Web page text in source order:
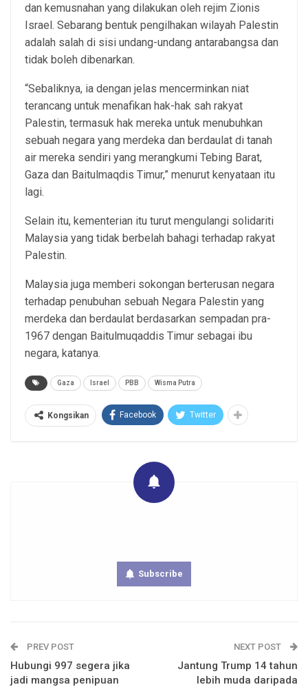
dan kemusnahan yang dilakukan oleh rejim Zionis
Israel. Sebarang bentuk pengilhakan wilayah Palestin
adalah salah di sisi undang-undang antarabangsa dan
tidak boleh dibenarkan.
“Sebaliknya, ia dengan jelas mencerminkan niat
terancang untuk menafikan hak-hak sah rakyat
Palestin, termasuk hak mereka untuk menubuhkan
sebuah negara yang merdeka dan berdaulat di tanah
air mereka sendiri yang merangkumi Tebing Barat,
Gaza dan Baitulmaqdis Timur,” menurut kenyataan itu
lagi.
Selain itu, kementerian itu turut mengulangi solidariti
Malaysia yang tidak berbelah bahagi terhadap rakyat
Palestin.
Malaysia juga memberi sokongan berterusan negara
terhadap penubuhan sebuah Negara Palestin yang
merdeka dan berdaulat berdasarkan sempadan pra-
1967 dengan Baitulmuqaddis Timur sebagai ibu
negara, katanya.
Gaza Israel PBB Wisma Putra
Kongsikan Facebook Twitter
Subscribe
PREV POST
Hubungi 997 segera jika
jadi mangsa penipuan
NEXT POST
Jantung Trump 14 tahun
lebih muda daripada